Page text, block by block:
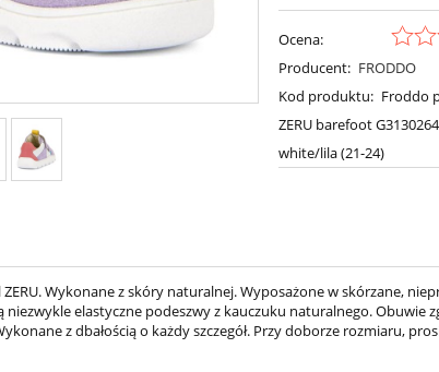
Ocena:
Producent: FRODDO
Kod produktu: Froddo
ZERU barefoot
white/lila (21-24)
Wykonane z skóry naturalnej. Wyposażone w skórzane,
niezwykle elastyczne podeszwy z kauczuku naturalnego. Obuwie
z dbałością o każdy szczegół. Przy doborze rozmiaru,